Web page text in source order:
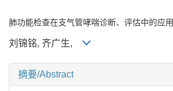
肺功能检查在支气管哮喘诊断、评估中的应用
刘锦铭, 齐广生,
摘要/Abstract